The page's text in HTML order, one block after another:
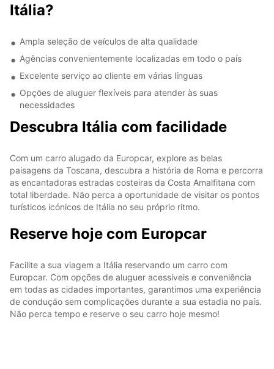
Itália?
Ampla seleção de veículos de alta qualidade
Agências convenientemente localizadas em todo o país
Excelente serviço ao cliente em várias línguas
Opções de aluguer flexíveis para atender às suas
necessidades
Descubra Itália com facilidade
Com um carro alugado da Europcar, explore as belas
paisagens da Toscana, descubra a história de Roma e percorra
as encantadoras estradas costeiras da Costa Amalfitana com
total liberdade. Não perca a oportunidade de visitar os pontos
turísticos icónicos de Itália no seu próprio ritmo.
Reserve hoje com Europcar
Facilite a sua viagem a Itália reservando um carro com
Europcar. Com opções de aluguer acessíveis e conveniência
em todas as cidades importantes, garantimos uma experiência
de condução sem complicações durante a sua estadia no país.
Não perca tempo e reserve o seu carro hoje mesmo!